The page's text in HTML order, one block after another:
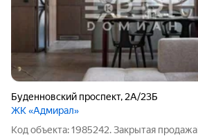
Буденновский проспект, 2А/23Б
ЖК «Адмирал»
Код объекта: 1985242. Зaкрытая